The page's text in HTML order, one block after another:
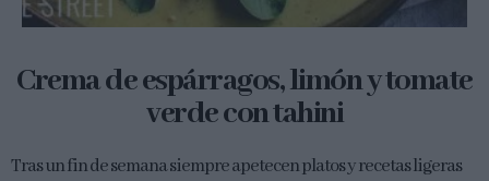
Crema de espárragos, limón y tomate
verde con tahini
Tras un fin de semana siempre apetecen platos y recetas ligeras